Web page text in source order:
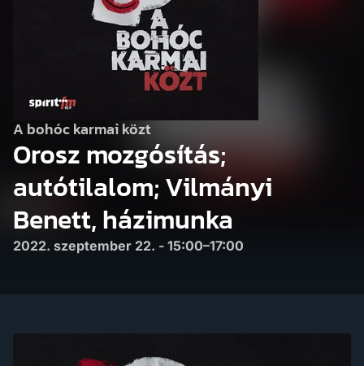
Műsor
Hírek
A bohóc karmai közt
Orosz mozgósítás;
autótilalom; Vilmányi
Benett, házimunka
2022. szeptember 22. - 15:00–17:00